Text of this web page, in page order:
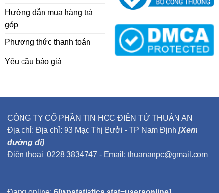
Hướng dẫn mua hàng trả
góp
Phương thức thanh toán
Yêu cầu báo giá
CÔNG TY CỔ PHẦN TIN HỌC ĐIỆN TỬ THUẬN AN
Địa chỉ: Địa chỉ: 93 Mạc Thị Bưởi - TP Nam Định [Xem
đường đi]
Điện thoại: 0228 3834747 - Email: thuananpc@gmail.com